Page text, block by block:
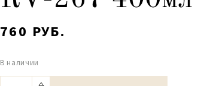
760 РУБ.
В наличии